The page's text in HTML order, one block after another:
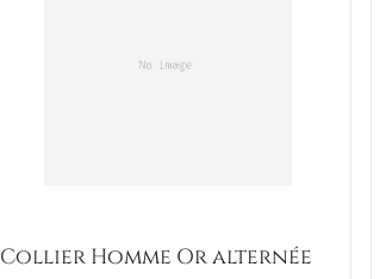
Collier Homme Or alternée